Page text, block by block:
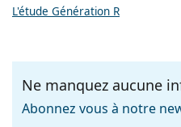
L'étude Génération R
Ne manquez aucune
Abonnez vous à notre